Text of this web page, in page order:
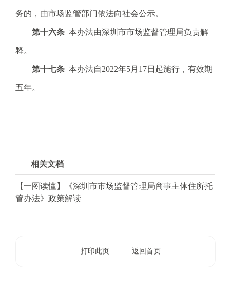
务的，由市场监管部门依法向社会公示。
第十六条 本办法由深圳市市场监督管理局负责解
释。
第十七条 本办法自2022年5月17日起施行，有效期
五年。
相关文档
【一图读懂】《深圳市市场监督管理局商事主体住所托
管办法》政策解读
打印此页 返回首页